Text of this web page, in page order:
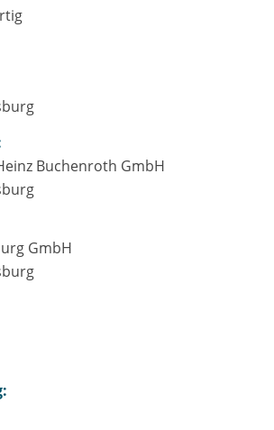
Buchenroth GmbH
GmbH